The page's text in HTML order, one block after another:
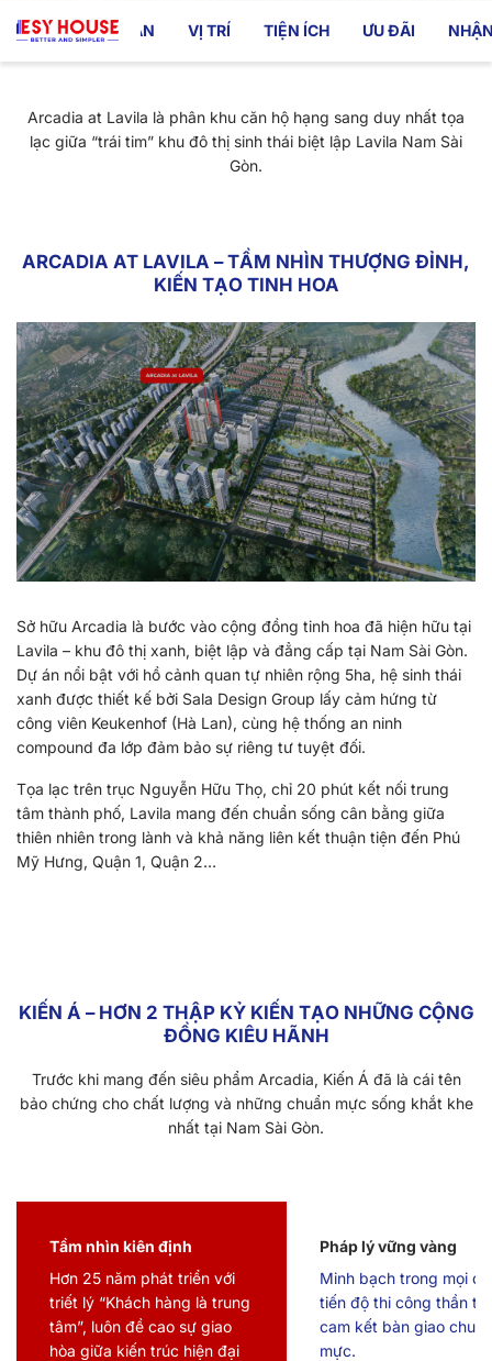
TỔNG QUAN VỊ TRÍ TIỆN ÍCH ƯU ĐÃI
Arcadia at Lavila là phân khu căn hộ hạng sang duy nhất tọa
lạc giữa “trái tim” khu đô thị sinh thái biệt lập Lavila Nam Sài
Gòn.
ARCADIA AT LAVILA – TẦM NHÌN THƯỢNG ĐỈNH,
KIẾN TẠO TINH HOA
Sở hữu Arcadia là bước vào cộng đồng tinh hoa đã hiện hữu tại
Lavila – khu đô thị xanh, biệt lập và đẳng cấp tại Nam Sài Gòn.
Dự án nổi bật với hồ cảnh quan tự nhiên rộng 5ha, hệ sinh thái
xanh được thiết kế bởi Sala Design Group lấy cảm hứng từ
công viên Keukenhof (Hà Lan), cùng hệ thống an ninh
compound đa lớp đảm bảo sự riêng tư tuyệt đối.
Tọa lạc trên trục Nguyễn Hữu Thọ, chỉ 20 phút kết nối trung
tâm thành phố, Lavila mang đến chuẩn sống cân bằng giữa
thiên nhiên trong lành và khả năng liên kết thuận tiện đến Phú
Mỹ Hưng, Quận 1, Quận 2…
KIẾN Á – HƠN 2 THẬP KỶ KIẾN TẠO NHỮNG CỘNG
ĐỒNG KIÊU HÃNH
Trước khi mang đến siêu phẩm Arcadia, Kiến Á đã là cái tên
bảo chứng cho chất lượng và những chuẩn mực sống khắt khe
nhất tại Nam Sài Gòn.
Tầm nhìn kiên định
Hơn 25 năm phát triển với
triết lý “Khách hàng là trung
tâm”, luôn đề cao sự giao
hòa giữa kiến trúc hiện đại
Pháp lý vững vàng
Minh bạch trong mọi
tiến độ thi công thần
cam kết bàn giao chuẩn
mực.